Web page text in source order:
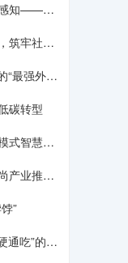
感知——它
筑牢社会
“最强外
碳转型
式智慧革
产业推动
”
通吃”的核